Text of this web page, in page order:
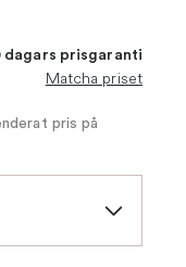
dagars prisgaranti
Matcha priset
pris på